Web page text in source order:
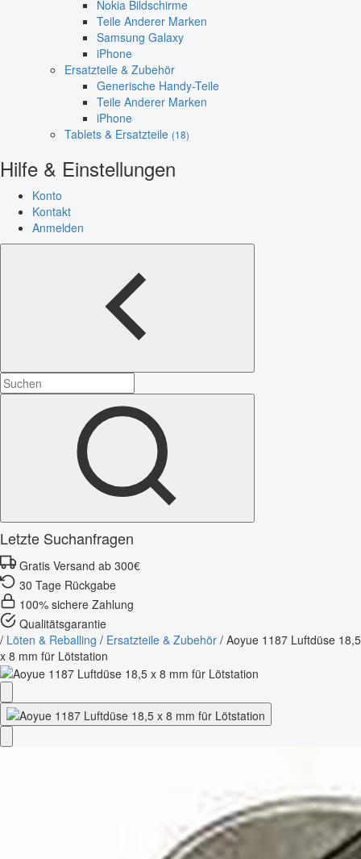
Nokia Bildschirme
Teile Anderer Marken
Samsung Galaxy
iPhone
Ersatzteile & Zubehör
Generische Handy-Teile
Teile Anderer Marken
iPhone
Tablets & Ersatzteile (18)
Hilfe & Einstellungen
Konto
Kontakt
Anmelden
Letzte Suchanfragen
Gratis Versand ab 300€
30 Tage Rückgabe
100% sichere Zahlung
Qualitätsgarantie
/ Löten & Reballing / Ersatzteile & Zubehör / Aoyue 1187 Luftdüse 18,5
x 8 mm für Lötstation